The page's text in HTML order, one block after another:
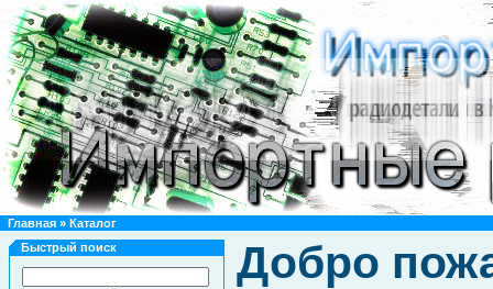
Главная » Каталог
Быстрый поиск
Добро